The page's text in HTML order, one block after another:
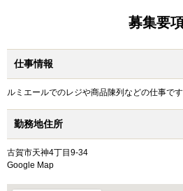
募集要
仕事情報
ルミエールでのレジや商品陳列などの仕事です
勤務地住所
古賀市天神4丁目9-34
Google Map